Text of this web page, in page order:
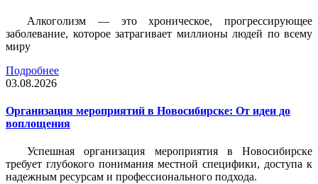
Алкоголизм — это хроническое, прогрессирующее
заболевание, которое затрагивает миллионы людей по всему
миру
Подробнее
03.08.2026
Организация мероприятий в Новосибирске: От идеи до
воплощения
Успешная организация мероприятия в Новосибирске
требует глубокого понимания местной специфики, доступа к
надежным ресурсам и профессионального подхода.